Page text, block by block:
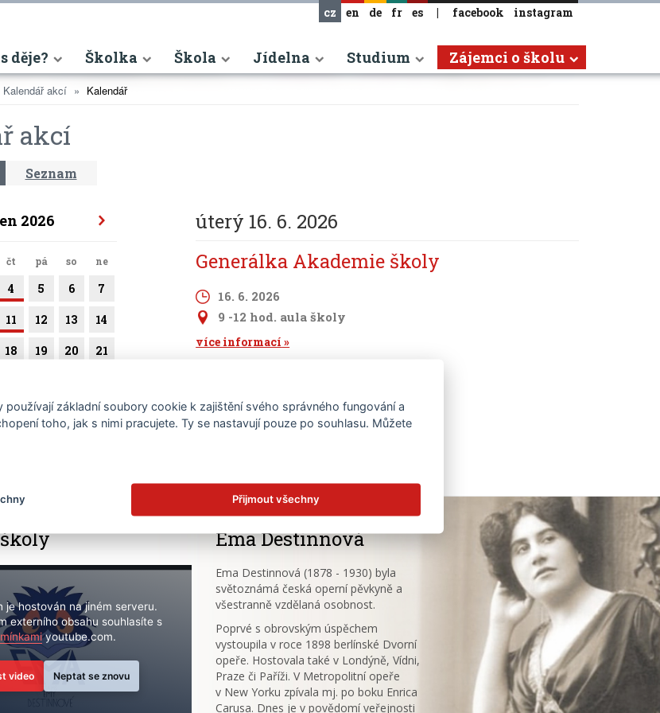
cz en de fr es | facebook instagram
děje? Školka Škola Jídelna Studium Zájemci o školu
Kalendář akcí Kalendář
akcí
Seznam
2026
čt pá so ne
4 5 6 7
11 12 13 14
18 19 20 21
úterý 16. 6. 2026
Generálka Akademie školy
16. 6. 2026
9 -12 hod. aula školy
více informací
je hostován na jiném serveru.
externího obsahu souhlasíte s
youtube.com.
video Neptat se znovu
Ema Destinnová
Ema Destinnová (1878 - 1930) byla
světoznámá česká operní pěvkyně a
všestranně vzdělaná osobnost.
Poprvé s obrovským úspěchem
vystoupila v roce 1898 berlínské Dvorní
opeře. Hostovala také v Londýně, Vídni,
Praze či Paříži. V Metropolitní opeře
v New Yorku zpívala mj. po boku Enrica
Carusa. Dnes je v povědomí veřejnosti
základní soubory cookie k zajištění svého správného fungování a
toho, jak s nimi pracujete. Ty se nastavují pouze po souhlasu. Můžete
Přijmout všechny